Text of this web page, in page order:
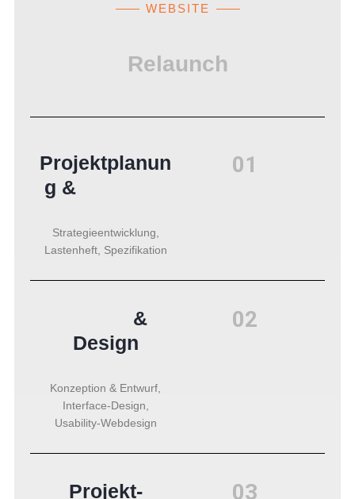
WEBSITE
Relaunch
Projektplanun
g &
Strategieentwicklung,
Lastenheft, Spezifikation
01
&
Design
Konzeption & Entwurf,
Interface-Design,
Usability-Webdesign
02
Projekt-
03